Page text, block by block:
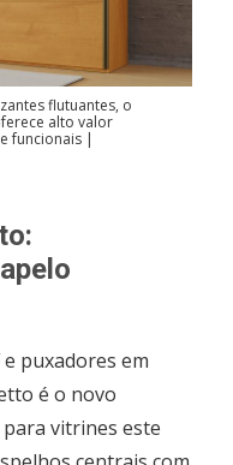
flutuantes, o
alto valor
funcionais |
puxadores em
é o novo
para vitrines este